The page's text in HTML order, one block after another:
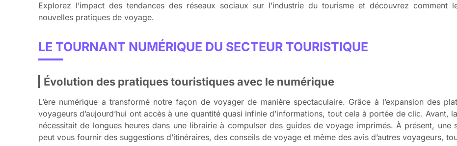
Explorez l’impact des tendances des réseaux sociaux sur l’industrie du tourisme et découvrez comment
nouvelles pratiques de voyage.
LE TOURNANT NUMÉRIQUE DU SECTEUR TOURISTIQUE
Évolution des pratiques touristiques avec le numérique
L’ère numérique a transformé notre façon de voyager de manière spectaculaire. Grâce à l’expansion des
voyageurs d’aujourd’hui ont accès à une quantité quasi infinie d’informations, tout cela à portée de clic. Avant,
nécessitait de longues heures dans une librairie à compulser des guides de voyage imprimés. À présent, une
peut vous fournir des suggestions d’itinéraires, des conseils de voyage et même des avis d’autres voyageurs,